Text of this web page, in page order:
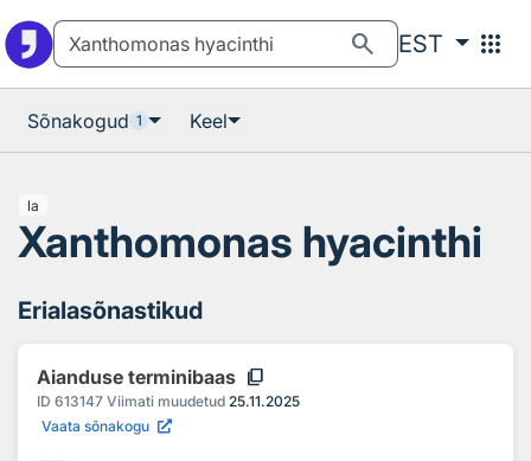
search EST apps
Sõnakogud 1 Keel
la
Xanthomonas hyacinthi
Erialasõnastikud
Aianduse terminibaas content_copy
ID 613147 Viimati muudetud 25.11.2025
Vaata sõnakogu